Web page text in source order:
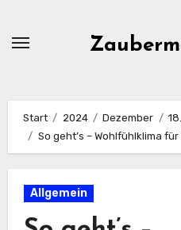
Start 2024 Dezember
18.
So geht’s – Wohlfühlklima
Allgemein